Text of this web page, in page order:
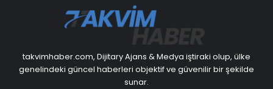
takvimhaber.com, Dijitary Ajans & Medya iştiraki olup, ülke
genelindeki güncel haberleri objektif ve güvenilir bir şekilde
sunar.